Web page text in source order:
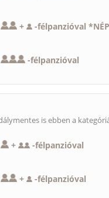
+ -félpanzióval
-félpanzióval
is ebben a
+ -félpanzióval
+ -félpanzióval